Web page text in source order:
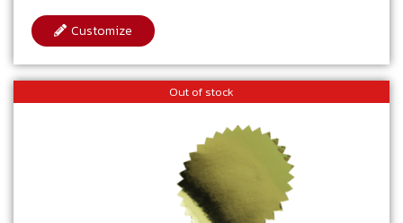
Customize
Out of stock